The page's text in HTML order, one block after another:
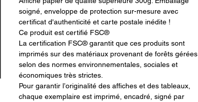
soigné, enveloppe de protection sur-mesure avec
certificat d'authenticité et carte postale inédite !
Ce produit est certifié FSC®
La certification FSC® garantit que ces produits sont
imprimés sur des matériaux provenant de forêts gérées
selon des normes environnementales, sociales et
économiques très strictes.
Pour garantir l’originalité des affiches et des tableaux,
chaque exemplaire est imprimé, encadré, signé par